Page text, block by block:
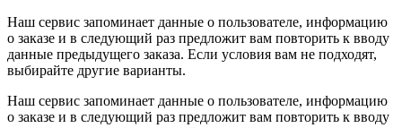
Наш сервис запоминает данные о пользователе, информацию
о заказе и в следующий раз предложит вам повторить к вводу
данные предыдущего заказа. Если условия вам не подходят,
выбирайте другие варианты.
Наш сервис запоминает данные о пользователе, информацию
о заказе и в следующий раз предложит вам повторить к вводу